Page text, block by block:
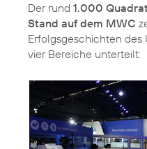
Der rund 1.000
Stand auf dem MWC
Erfolgsgeschichten des
vier Bereiche unterteilt: